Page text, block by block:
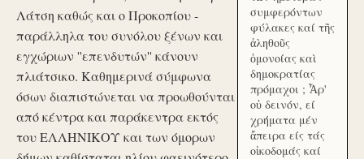
Λάτση καθώς και ο Προκοπίου -
παράλληλα του συνόλου ξένων και
εγχώριων ''επενδυτών'' κάνουν
πλιάτσικο. Καθημερινά σύμφωνα
όσων διαπιστώνεται να προωθούνται
από κέντρα και παράκεντρα εκτός
του ΕΛΛΗΝΙΚΟΥ και των όμορων
συμφερόντων
φύλακες καί τῆς
ἀληθοῦς
ὁμονοίας καὶ
δημοκρατίας
πρόμαχοι ; Ἆρ'
οὐ δεινόν, εί
χρήματα μέν
ἄπειρα είς τάς
οἰκοδομάς καί